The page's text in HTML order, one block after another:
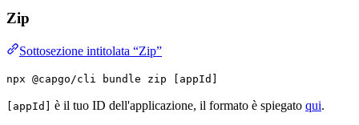
Zip
Sottosezione intitolata “Zip”
npx @capgo/cli bundle zip [appId]
[appId] è il tuo ID dell'applicazione, il formato è spiegato qui.